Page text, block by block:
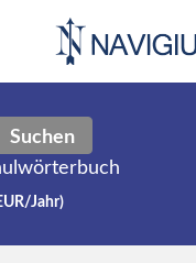
Suchen
Jahr)